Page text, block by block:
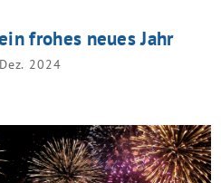
frohes neues Jahr
2024